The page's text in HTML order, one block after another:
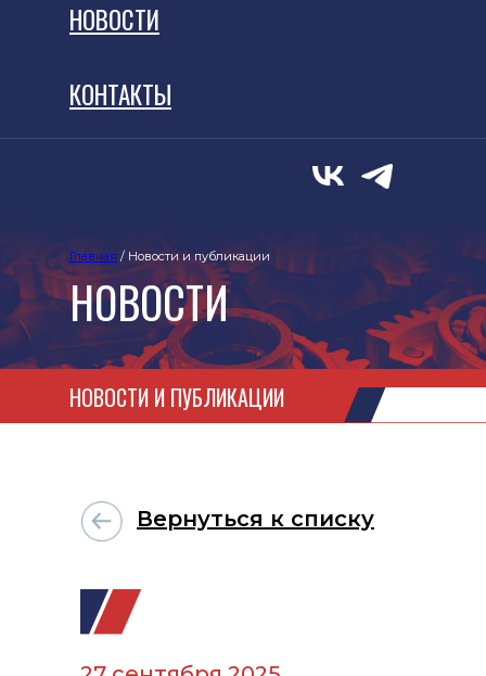
НОВОСТИ
КОНТАКТЫ
НОВОСТИ
Главная / Новости и публикации
НОВОСТИ И ПУБЛИКАЦИИ
Вернуться к списку